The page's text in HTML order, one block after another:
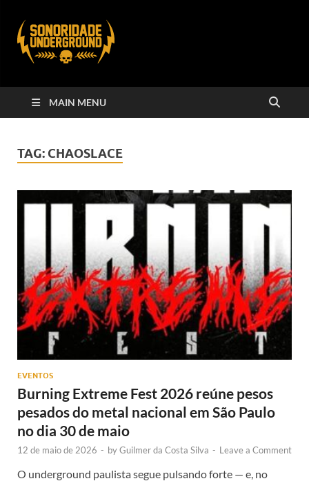
MAIN MENU
TAG: CHAOSLACE
EVENTOS
Burning Extreme Fest 2026 reúne pesos
pesados do metal nacional em São Paulo
no dia 30 de maio
12 de maio de 2026 - byGuilmer da Costa Silva - Leave a Comment
O underground paulista segue pulsando forte — e, no